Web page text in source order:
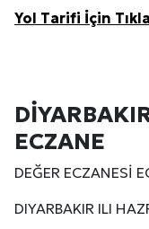
Yol Tarifi İçin
ECZANE
DEĞER ECZANESİ
DIYARBAKIR ILI
Site İçi (On-